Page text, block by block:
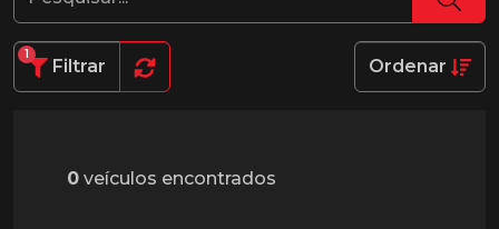
Filtrar
1
Ordenar
0 veículos encontrados